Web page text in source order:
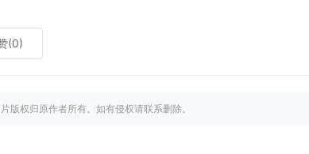
(0)
版权归原作者所有。如有侵权请联系删除。